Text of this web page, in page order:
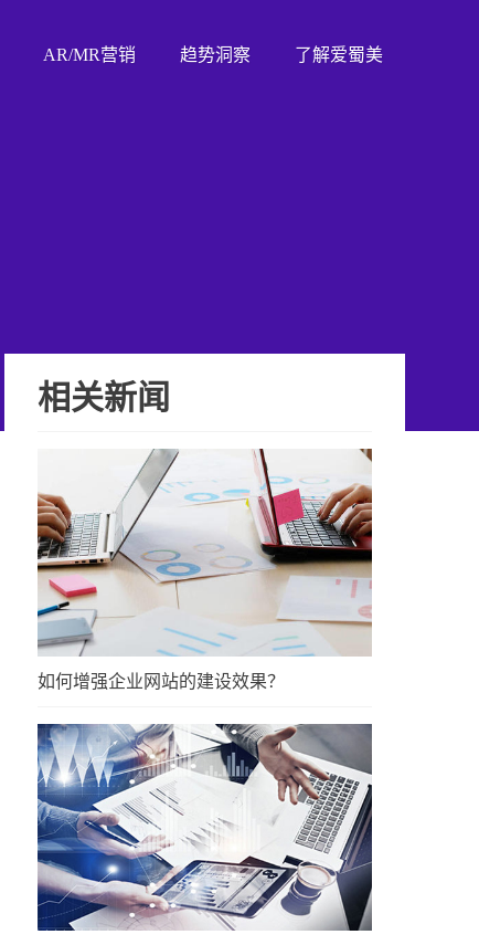
AR/MR营销 趋势洞察 了解爱蜀美
相关新闻
如何增强企业网站的建设效果？